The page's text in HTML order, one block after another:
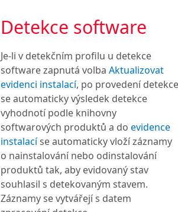
Detekce software
Je-li v detekčním profilu u detekce
software zapnutá volba Aktualizovat
evidenci instalací, po provedení detekce
se automaticky výsledek detekce
vyhodnotí podle knihovny
softwarových produktů a do evidence
instalacíse automaticky vloží záznamy
o nainstalování nebo odinstalování
produktů tak, aby evidovaný stav
souhlasil s detekovaným stavem.
Záznamy se vytvářejí s datem